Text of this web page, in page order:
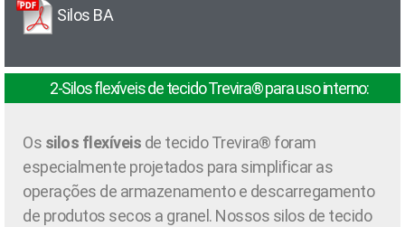
Silos BA
2-Silos flexíveis de tecido Trevira® para uso interno:
Os silos flexíveis de tecido Trevira® foram
especialmente projetados para simplificar as
operações de armazenamento e descarregamento
de produtos secos a granel. Nossos silos de tecido